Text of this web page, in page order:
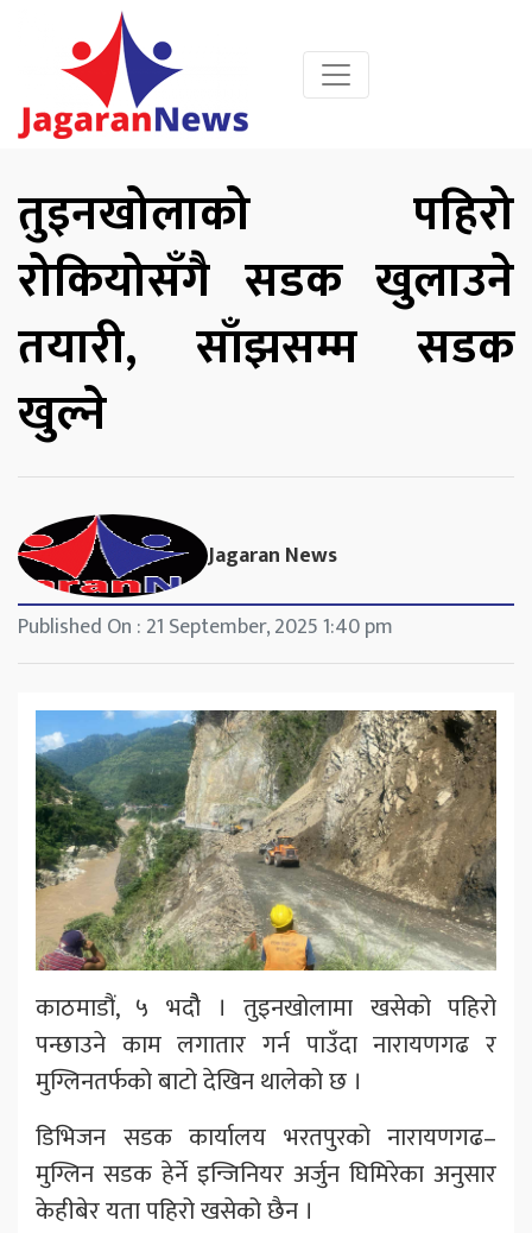
तुइनखोलाको पहिरो
रोकियोसँगै सडक खुलाउने
तयारी, साँझसम्म सडक
खुल्ने
Jagaran News
Published On : 21 September, 2025 1:40 pm
काठमाडौं, ५ भदौै । तुइनखोलामा खसेको पहिरो
पन्छाउने काम लगातार गर्न पाउँदा नारायणगढ र
मुग्लिनतर्फको बाटो देखिन थालेको छ ।
डिभिजन सडक कार्यालय भरतपुरको नारायणगढ–
मुग्लिन सडक हेर्ने इन्जिनियर अर्जुन घिमिरेका अनुसार
केहीबेर यता पहिरो खसेको छैन ।